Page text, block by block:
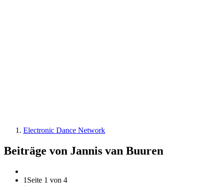
Electronic Dance Network
Beiträge von Jannis van Buuren
1 Seite 1 von 4